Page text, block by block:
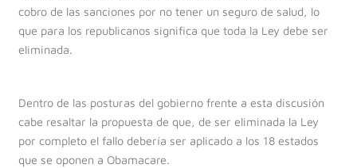
cobro de las sanciones por no tener un seguro de salud, lo
que para los republicanos significa que toda la Ley debe ser
eliminada.
Dentro de las posturas del gobierno frente a esta discusión
cabe resaltar la propuesta de que, de ser eliminada la Ley
por completo el fallo debería ser aplicado a los 18 estados
que se oponen a Obamacare.